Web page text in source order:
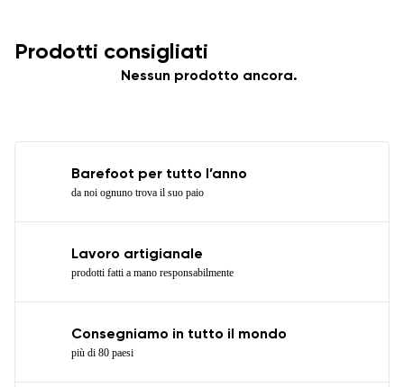
Prodotti consigliati
Nessun prodotto ancora.
Barefoot per tutto l’anno
da noi ognuno trova il suo paio
Lavoro artigianale
prodotti fatti a mano responsabilmente
Consegniamo in tutto il mondo
più di 80 paesi